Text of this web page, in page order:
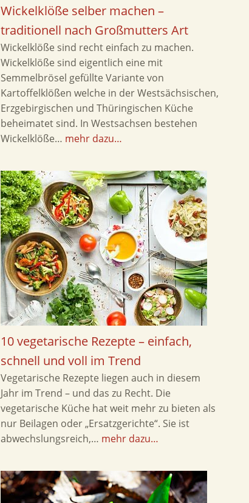
Wickelklöße selber machen –
traditionell nach Großmutters Art
Wickelklöße sind recht einfach zu machen.
Wickelklöße sind eigentlich eine mit
Semmelbrösel gefüllte Variante von
Kartoffelklößen welche in der Westsächsischen,
Erzgebirgischen und Thüringischen Küche
beheimatet sind. In Westsachsen bestehen
Wickelklöße… mehr dazu…
10 vegetarische Rezepte – einfach,
schnell und voll im Trend
Vegetarische Rezepte liegen auch in diesem
Jahr im Trend – und das zu Recht. Die
vegetarische Küche hat weit mehr zu bieten als
nur Beilagen oder „Ersatzgerichte“. Sie ist
abwechslungsreich,… mehr dazu…